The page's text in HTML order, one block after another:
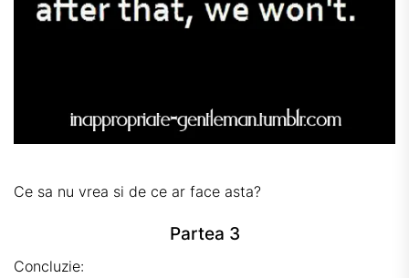
Ce sa nu vrea si de ce ar face asta?
Partea 3
Concluzie: